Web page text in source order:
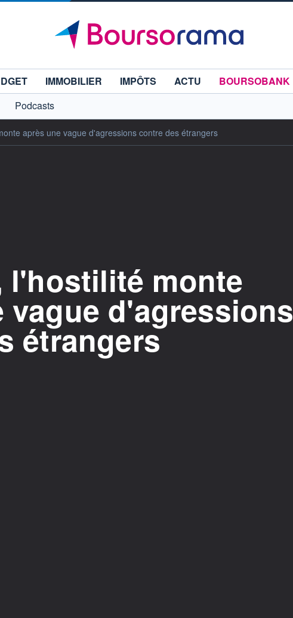
IMMOBILIER IMPÔTS ACTU
BOURSOBANK
Podcasts
après une vague d'agressions contre des étrangers
l'hostilité monte
vague d'agressions
étrangers